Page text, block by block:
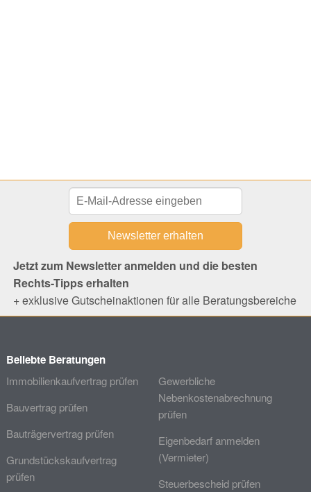
Jetzt zum Newsletter anmelden und die besten
Rechts-Tipps erhalten
+ exklusive Gutscheinaktionen für alle Beratungsbereiche
Beliebte Beratungen
Immobilienkaufvertrag prüfen
Bauvertrag prüfen
Bauträgervertrag prüfen
Grundstückskaufvertrag
prüfen
Gewerbliche
Nebenkostenabrechnung
prüfen
Eigenbedarf anmelden
(Vermieter)
Steuerbescheid prüfen